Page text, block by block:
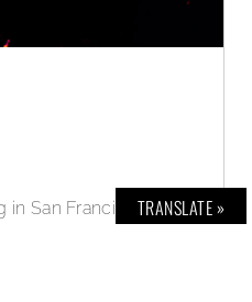
San Francisco 1967
TRANSLATE »